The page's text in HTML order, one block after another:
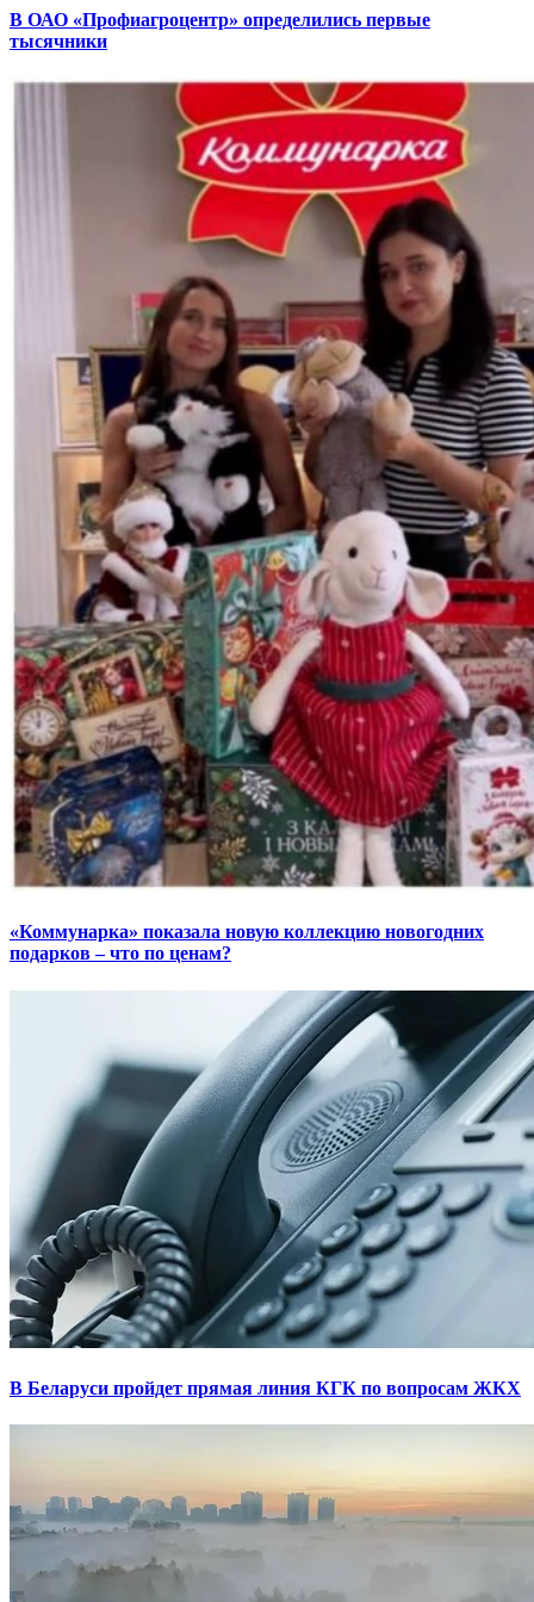
В ОАО «Профиагроцентр» определились первые
тысячники
«Коммунарка» показала новую коллекцию новогодних
подарков – что по ценам?
В Беларуси пройдет прямая линия КГК по вопросам ЖКХ